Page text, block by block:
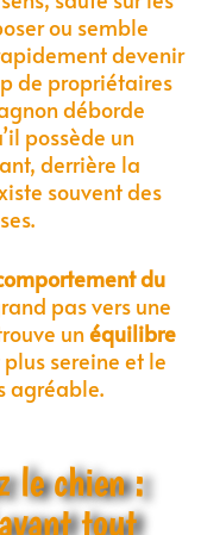
ou semble
devenir
de propriétaires
déborde
possède un
derrière la
souvent des
du
pas vers une
unéquilibre
sereine et le
agréable.
le chien :
tout